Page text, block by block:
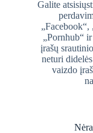
Galite
„Facebook“,
„Pornhub“
įrašų
neturi
vaizdo